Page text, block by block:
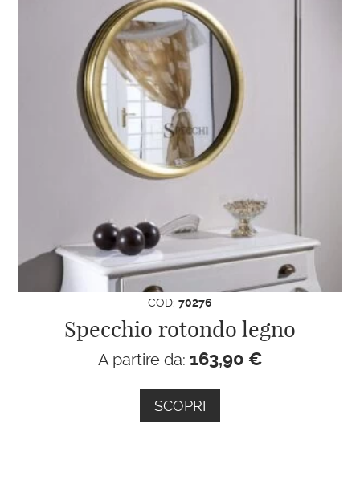
COD: 70276
Specchio rotondo legno
A partire da: 163,90 €
SCOPRI